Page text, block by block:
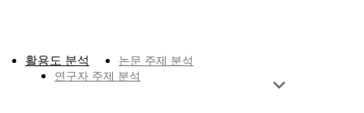
활용도 분석
논문 주제 분석
연구자 주제 분석